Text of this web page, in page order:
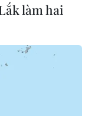
làm hai